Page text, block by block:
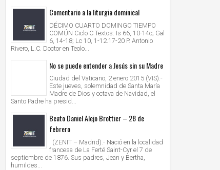
Comentario a la liturgia dominical
DÉCIMO CUARTO DOMINGO TIEMPO
COMÚN Ciclo C Textos: Is 66, 10-14c; Gal
6, 14-18; Lc 10, 1-12.17-20 P. Antonio
Rivero, L.C. Doctor en Teolo...
No se puede entender a Jesús sin su Madre
Ciudad del Vaticano, 2 enero 2015 (VIS).-
Este jueves, solemnidad de Santa María
Madre de Dios y octava de Navidad, el
Santo Padre ha presid...
Beato Daniel Alejo Brottier – 28 de
febrero
(ZENIT – Madrid).- Nació en la localidad
francesa de La Ferté Saint-Cyr el 7 de
septiembre de 1876. Sus padres, Jean y Bertha,
humildes...